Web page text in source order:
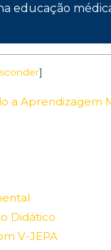
educação
]
a Aprendizagem
Didático
V-JEPA